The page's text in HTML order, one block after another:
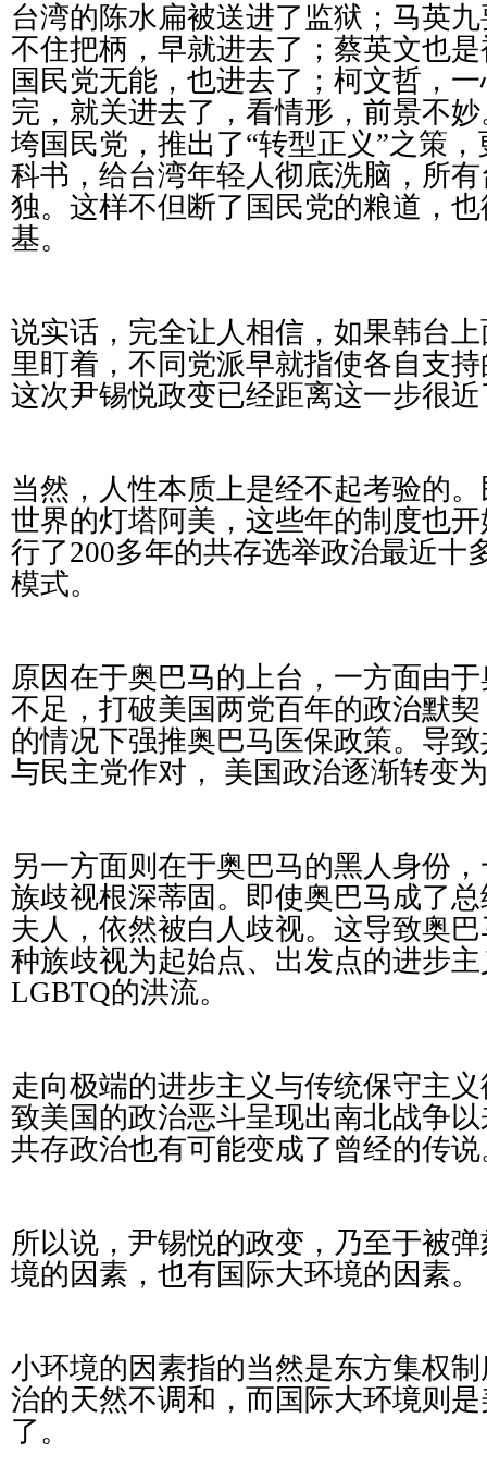
台湾的陈水扁被送进了监狱；马英
不住把柄，早就进去了；蔡英文也
国民党无能，也进去了；柯文哲，
完，就关进去了，看情形，前景不
垮国民党，推出了“转型正义”之策
科书，给台湾年轻人彻底洗脑，所
独。这样不但断了国民党的粮道，
基。
说实话，完全让人相信，如果韩台
里盯着，不同党派早就指使各自支
这次尹锡悦政变已经距离这一步很
当然，人性本质上是经不起考验的
世界的灯塔阿美，这些年的制度也
行了200多年的共存选举政治最近十
模式。
原因在于奥巴马的上台，一方面由
不足，打破美国两党百年的政治默
的情况下强推奥巴马医保政策。导
与民主党作对， 美国政治逐渐转变
另一方面则在于奥巴马的黑人身份
族歧视根深蒂固。即使奥巴马成了
夫人，依然被白人歧视。这导致奥
种族歧视为起始点、出发点的进步
LGBTQ的洪流。
走向极端的进步主义与传统保守主
致美国的政治恶斗呈现出南北战争
共存政治也有可能变成了曾经的传说
所以说，尹锡悦的政变，乃至于被
境的因素，也有国际大环境的因素。
小环境的因素指的当然是东方集权
治的天然不调和，而国际大环境则
了。